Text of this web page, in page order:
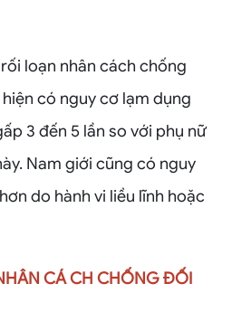
loạn nhân cách chống
có nguy cơ lạm dụng
3 đến 5 lần so với phụ nữ
Nam giới cũng có nguy
do hành vi liều lĩnh hoặc
CÁ CH CHỐNG ĐỐI